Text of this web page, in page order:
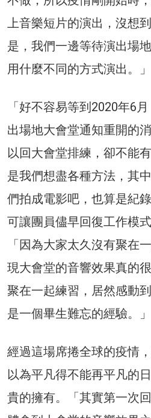
上音樂短片的演出，沒想
是，我們一邊等待演出場
用什麼不同的方式演出。」
「好不容易等到2020年6
出場地大會堂通知重開的
以回大會堂排練，卻不能
是我們想盡各種方法，其
們拍成電影吧，也算是紀
可讓團員儘早回復工作模
「因為大家太久沒有聚在
現大會堂的音響效果真的
聚在一起練習，居然感動
是一個畢生難忘的經驗。」
經過這場席捲全球的疫情
以為平凡得不能再平凡的
貴的擁有。「其實第一次